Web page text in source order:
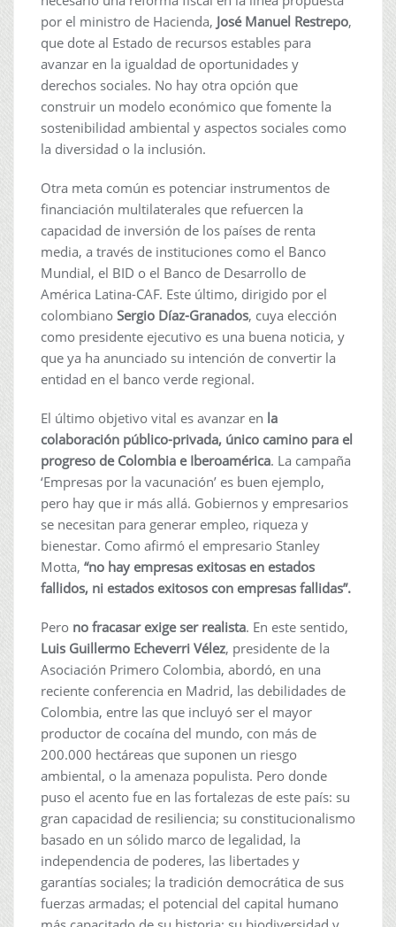
por el ministro de Hacienda, José Manuel Restrepo,
que dote al Estado de recursos estables para
avanzar en la igualdad de oportunidades y
derechos sociales. No hay otra opción que
construir un modelo económico que fomente la
sostenibilidad ambiental y aspectos sociales como
la diversidad o la inclusión.
Otra meta común es potenciar instrumentos de
financiación multilaterales que refuercen la
capacidad de inversión de los países de renta
media, a través de instituciones como el Banco
Mundial, el BID o el Banco de Desarrollo de
América Latina-CAF. Este último, dirigido por el
colombiano Sergio Díaz-Granados, cuya elección
como presidente ejecutivo es una buena noticia, y
que ya ha anunciado su intención de convertir la
entidad en el banco verde regional.
El último objetivo vital es avanzar en la
colaboración público-privada, único camino para el
progreso de Colombia e Iberoamérica. La campaña
‘Empresas por la vacunación’ es buen ejemplo,
pero hay que ir más allá. Gobiernos y empresarios
se necesitan para generar empleo, riqueza y
bienestar. Como afirmó el empresario Stanley
Motta, “no hay empresas exitosas en estados
fallidos, ni estados exitosos con empresas fallidas”.
Pero no fracasar exige ser realista. En este sentido,
Luis Guillermo Echeverri Vélez, presidente de la
Asociación Primero Colombia, abordó, en una
reciente conferencia en Madrid, las debilidades de
Colombia, entre las que incluyó ser el mayor
productor de cocaína del mundo, con más de
200.000 hectáreas que suponen un riesgo
ambiental, o la amenaza populista. Pero donde
puso el acento fue en las fortalezas de este país: su
gran capacidad de resiliencia; su constitucionalismo
basado en un sólido marco de legalidad, la
independencia de poderes, las libertades y
garantías sociales; la tradición democrática de sus
fuerzas armadas; el potencial del capital humano